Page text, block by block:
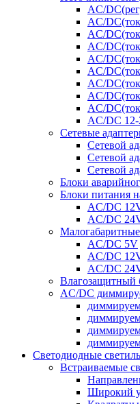
AC/
AC/
AC/
AC/
AC/
AC/
AC/
AC/
AC/
AC/DC
Сетевые
Сетевой
Сетевой
Сетевой
Блоки
Блоки питания
AC/DC
AC/DC
Малогабаритные
AC/DC 5V
AC/DC
AC/DC
Влагозащитный
AC/DC
Светодиодные
Встраиваемые
Широкий